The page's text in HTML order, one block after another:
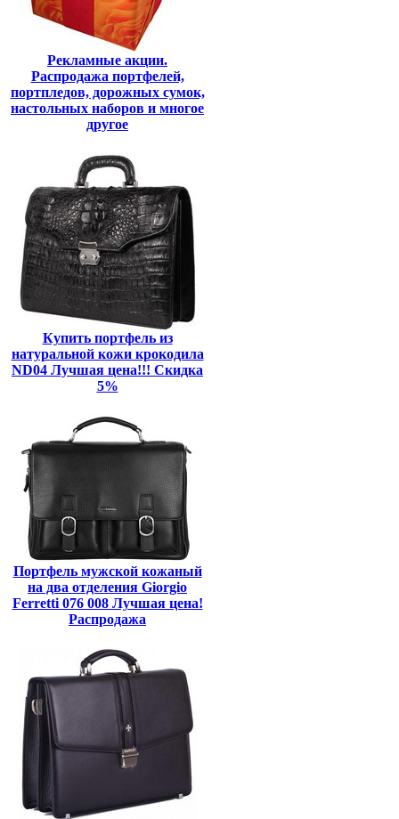
Рекламные акции.
Распродажа портфелей,
портпледов, дорожных сумок,
настольных наборов и многое
другое
Купить портфель из
натуральной кожи крокодила
ND04 Лучшая цена!!! Скидка
5%
Портфель мужской кожаный
на два отделения Giorgio
Ferretti 076 008 Лучшая цена!
Распродажа